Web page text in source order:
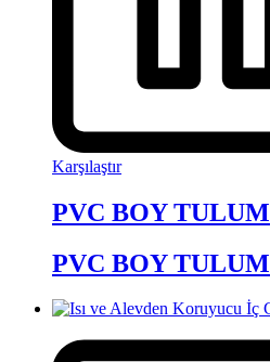
Karşılaştır
PVC BOY TULUM
PVC BOY TULUM